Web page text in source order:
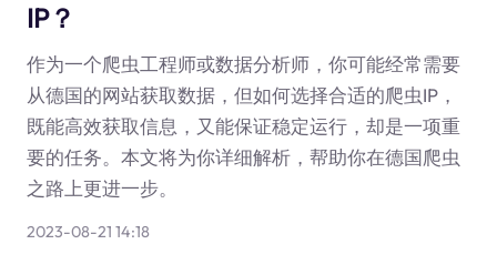
IP？
作为一个爬虫工程师或数据分析师，你可能经常需要
从德国的网站获取数据，但如何选择合适的爬虫IP，
既能高效获取信息，又能保证稳定运行，却是一项重
要的任务。本文将为你详细解析，帮助你在德国爬虫
之路上更进一步。
2023-08-21 14:18